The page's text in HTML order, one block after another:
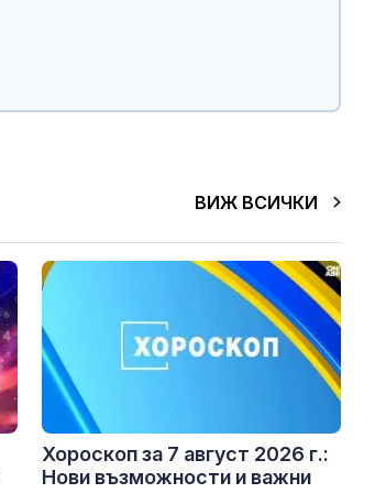
ВИЖ ВСИЧКИ
Хороскоп за 7 август 2026 г.:
Нови възможности и важни